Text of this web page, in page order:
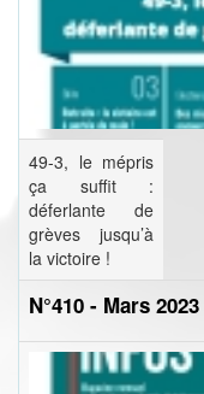
49-3, le mépris
ça suffit :
déferlante de
grèves jusqu’à
la victoire !
N°410 - Mars 2023